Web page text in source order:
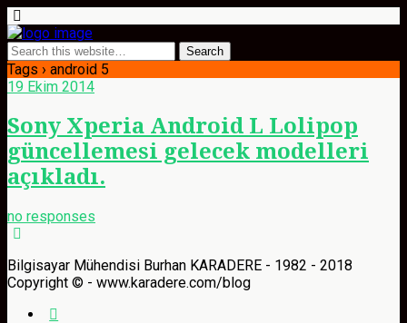
Tags › android 5
19 Ekim 2014
Sony Xperia Android L Lolipop
güncellemesi gelecek modelleri
açıkladı.
no responses
Bilgisayar Mühendisi Burhan KARADERE - 1982 - 2018
Copyright © - www.karadere.com/blog